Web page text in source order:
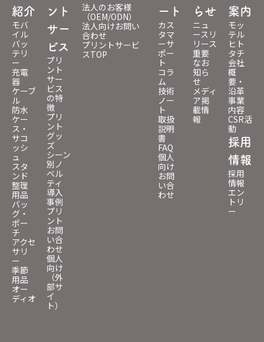
紹介
モバ
イル
バッ
テリ
ー
充電
器
ケーブ
ル
防水
ケー
ス・
サコ
ッシ
ュ
スタ
ンド
整理
用品
バッ
グ・
ポー
チ
アクセ
サリ
ー
季節
用品
オー
ディオ
ント
サー
ビス
プリ
ント
サー
ビス
の特
徴
プリ
ント
グッ
ズ
シーン
別ノ
ベル
ティ
導入
事例
プリ
ント
お問
い合
わせ
個人
向け
（外
部サ
イ
ト）
法人のお客様
（OEM/ODN）
法人向けお問い
合わせ
プリントサービ
スTOP
ート
カス
タマ
ーサ
ポー
ト
コラ
ム
技術
ノー
ト
取扱
説明
書
FAQ
個人
向け
お問
い合
わせ
らせ
ニュ
ースリ
リース
重要
なお
知ら
せ
メディ
ア掲
載情
報
案内
モッ
テル
ヒト
タチ
会社
概
要・
沿革
事業
内容
CSR活
動
採用
情報
採用
情報
エン
トリ
ー